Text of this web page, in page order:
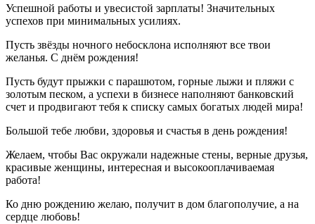
Успешной работы и увесистой зарплаты! Значительных
успехов при минимальных усилиях.
Пусть звёзды ночного небосклона исполняют все твои
желанья. С днём рождения!
Пусть будут прыжки с парашютом, горные лыжи и пляжи с
золотым песком, а успехи в бизнесе наполняют банковский
счет и продвигают тебя к списку самых богатых людей мира!
Большой тебе любви, здоровья и счастья в день рождения!
Желаем, чтобы Вас окружали надежные стены, верные друзья,
красивые женщины, интересная и высокооплачиваемая
работа!
Ко дню рождению желаю, получит в дом благополучие, а на
сердце любовь!